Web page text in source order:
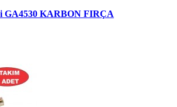
GA4530 KARBON FIRÇA